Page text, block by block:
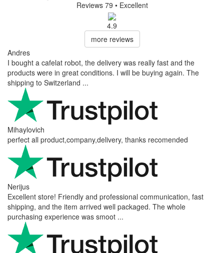
Reviews 79 • Excellent
4.9
more reviews
Andres
I bought a cafelat robot, the delivery was really fast and the
products were in great conditions. I will be buying again. The
shipping to Switzerland ...
Mihaylovich
perfect all product,company,delivery, thanks recomended
Nerijus
Excellent store! Friendly and professional communication, fast
shipping, and the item arrived well packaged. The whole
purchasing experience was smoot ...